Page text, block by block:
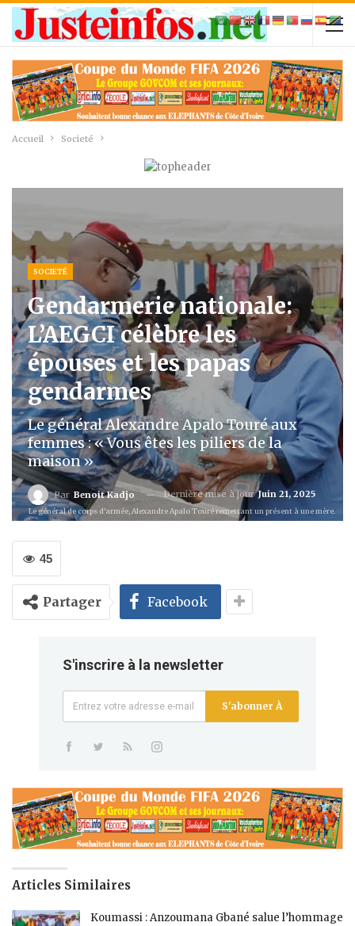
Accueil Societé
SOCIETÉ
Gendarmerie nationale:
L’AEGCI célèbre les
épouses et les papas
gendarmes
Le général Alexandre Apalo Touré aux
femmes : « Vous êtes les piliers de la
maison »
Par Benoit Kadjo Dernière mise à jourJuin 21, 2025
Le général de corps d'armée, Alexandre Apalo Touré remettant un présent à une mère.
45
Partager Facebook
S'inscrire à la newsletter
S'abonner À
Articles Similaires
Koumassi : Anzoumana Gbané salue l’hommage